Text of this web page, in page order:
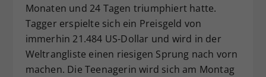
Monaten und 24 Tagen triumphiert hatte.
Tagger erspielte sich ein Preisgeld von
immerhin 21.484 US-Dollar und wird in der
Weltrangliste einen riesigen Sprung nach vorn
machen. Die Teenagerin wird sich am Montag